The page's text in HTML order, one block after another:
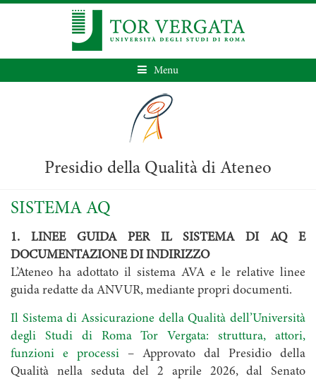
Menu
Presidio della Qualità di Ateneo
SISTEMA AQ
1. LINEE GUIDA PER IL SISTEMA DI AQ E
DOCUMENTAZIONE DI INDIRIZZO
L’Ateneo ha adottato il sistema AVA e le relative linee
guida redatte da ANVUR, mediante propri documenti.
Il Sistema di Assicurazione della Qualità dell’Università
degli Studi di Roma Tor Vergata: struttura, attori,
funzioni e processi – Approvato dal Presidio della
Qualità nella seduta del 2 aprile 2026, dal Senato